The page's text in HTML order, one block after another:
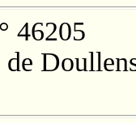
46205